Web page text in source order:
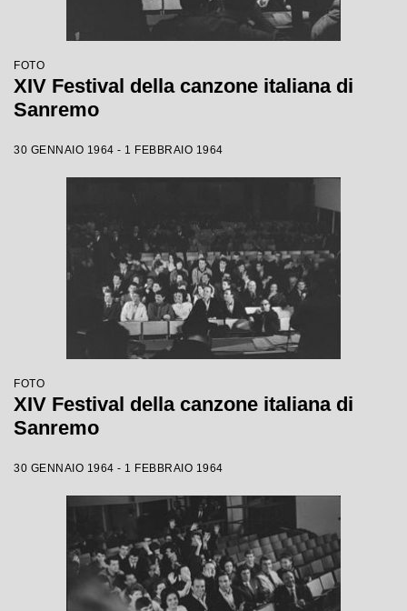
FOTO
XIV Festival della canzone italiana di
Sanremo
30 GENNAIO 1964 - 1 FEBBRAIO 1964
FOTO
XIV Festival della canzone italiana di
Sanremo
30 GENNAIO 1964 - 1 FEBBRAIO 1964